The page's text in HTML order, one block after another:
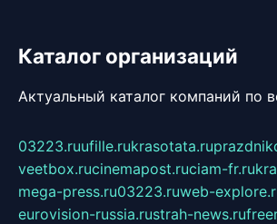
Каталог организаций
Актуальный каталог компаний по
03223.ruufille.rukrasotata.ru
veetbox.rucinemapost.ruciam-fr.ru
mega-press.ru03223.ruweb-
eurovision-russia.rustrah-news.ru